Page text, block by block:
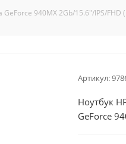
940MX 2Gb/15.6"/IPS/
Артикул:
Ноутбук
GeForce